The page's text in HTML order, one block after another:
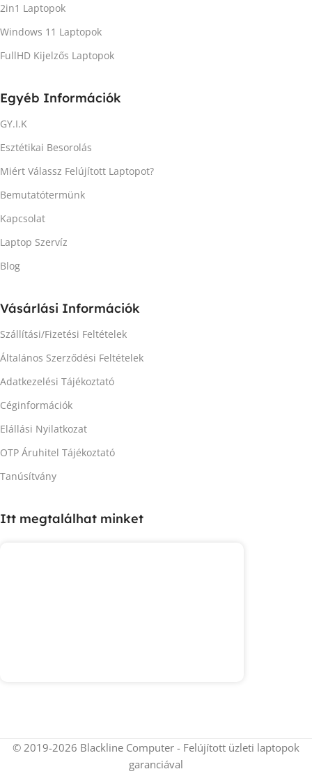
2in1 Laptopok
Windows 11 Laptopok
FullHD Kijelzős Laptopok
Egyéb Információk
GY.I.K
Esztétikai Besorolás
Miért Válassz Felújított Laptopot?
Bemutatótermünk
Kapcsolat
Laptop Szervíz
Blog
Vásárlási Információk
Szállítási/Fizetési Feltételek
Általános Szerződési Feltételek
Adatkezelési Tájékoztató
Céginformációk
Elállási Nyilatkozat
OTP Áruhitel Tájékoztató
Tanúsítvány
Itt megtalálhat minket
© 2019-2026 Blackline Computer - Felújított üzleti laptopok
garanciával